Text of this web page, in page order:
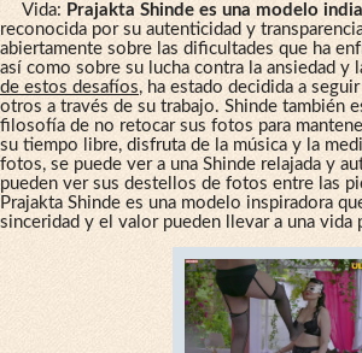
Vida: Prajakta Shinde es una modelo
reconocida por su autenticidad y
abiertamente sobre las dificultades que ha
así como sobre su lucha contra la ansiedad y
de estos desafíos, ha estado decidida a
otros a través de su trabajo. Shinde también
filosofía de no retocar sus fotos para
su tiempo libre, disfruta de la música y la
fotos, se puede ver a una Shinde relajada y
pueden ver sus destellos de fotos entre las
Prajakta Shinde es una modelo inspiradora
sinceridad y el valor pueden llevar a una vida